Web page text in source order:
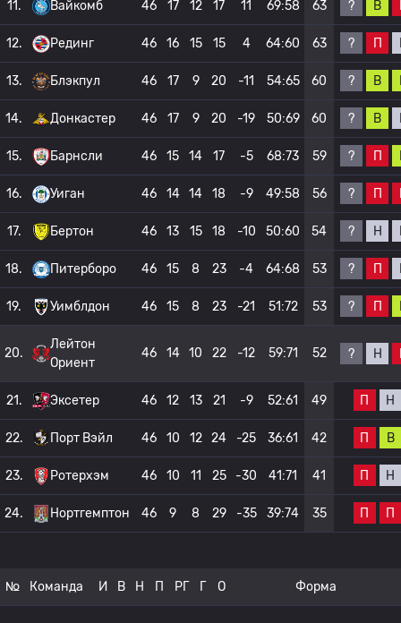
11. Вайкомб 46 17 12 17 11 69:58 63 ? В
12. Рединг 46 16 15 15 4 64:60 63 ? П
13. Блэкпул 46 17 9 20 -11 54:65 60 ? В
14. Донкастер 46 17 9 20 -19 50:69 60 ? В
15. Барнсли 46 15 14 17 -5 68:73 59 ? П
16. Уиган 46 14 14 18 -9 49:58 56 ? П
17. Бертон 46 13 15 18 -10 50:60 54 ? Н
18. Питерборо 46 15 8 23 -4 64:68 53 ? П
19. Уимблдон 46 15 8 23 -21 51:72 53 ? П
20.
Лейтон
Ориент
46 14 10 22 -12 59:71 52 ? Н
21. Эксетер 46 12 13 21 -9 52:61 49 П Н
22. Порт Вэйл 46 10 12 24 -25 36:61 42 П В
23. Ротерхэм 46 10 11 25 -30 41:71 41 П Н
24. Нортгемптон 46 9 8 29 -35 39:74 35 П П
№ Команда И В Н П РГ Г О Форма